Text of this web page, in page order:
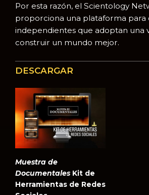
Por esta razón, el Scientology
proporciona una plataforma para
independientes que adoptan una
construir un mundo mejor.
DESCARGAR
Muestra de
Documentales Kit de
Herramientas de Redes